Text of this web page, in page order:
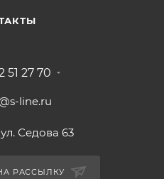
51 27 70
line.ru
Седова 63
РАССЫЛКУ